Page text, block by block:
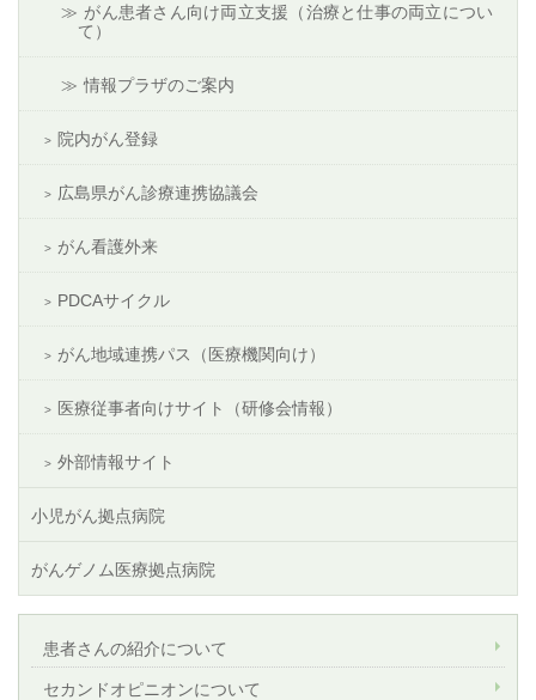
がん患者さん向け両立支援（治療と仕事の両立につい
て）
情報プラザのご案内
院内がん登録
広島県がん診療連携協議会
がん看護外来
PDCAサイクル
がん地域連携パス（医療機関向け）
医療従事者向けサイト（研修会情報）
外部情報サイト
小児がん拠点病院
がんゲノム医療拠点病院
患者さんの紹介について
セカンドオピニオンについて